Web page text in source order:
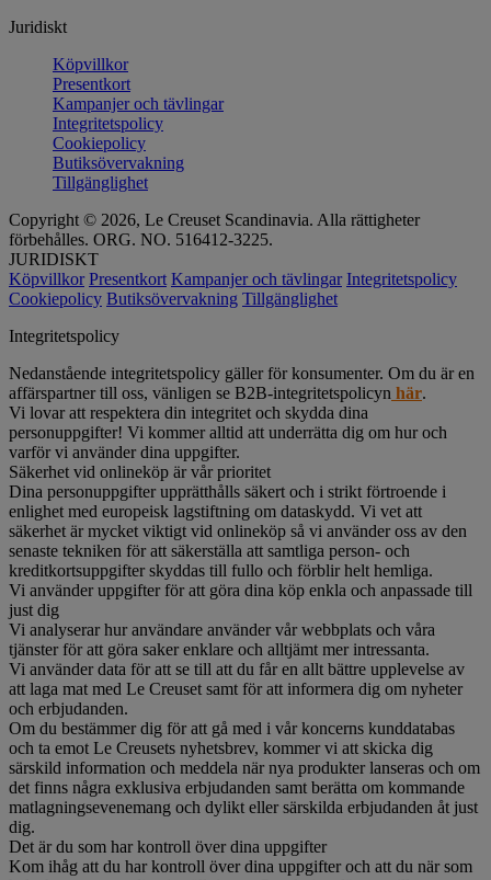
Juridiskt
Köpvillkor
Presentkort
Kampanjer och tävlingar
Integritetspolicy
Cookiepolicy
Butiksövervakning
Tillgänglighet
Copyright © 2026, Le Creuset Scandinavia. Alla rättigheter
förbehålles. ORG. NO. 516412-3225.
JURIDISKT
Köpvillkor Presentkort Kampanjer och tävlingar Integritetspolicy
Cookiepolicy Butiksövervakning Tillgänglighet
Integritetspolicy
Nedanstående integritetspolicy gäller för konsumenter. Om du är en
affärspartner till oss, vänligen se B2B-integritetspolicyn här.
Vi lovar att respektera din integritet och skydda dina
personuppgifter! Vi kommer alltid att underrätta dig om hur och
varför vi använder dina uppgifter.
Säkerhet vid onlineköp är vår prioritet
Dina personuppgifter upprätthålls säkert och i strikt förtroende i
enlighet med europeisk lagstiftning om dataskydd. Vi vet att
säkerhet är mycket viktigt vid onlineköp så vi använder oss av den
senaste tekniken för att säkerställa att samtliga person- och
kreditkortsuppgifter skyddas till fullo och förblir helt hemliga.
Vi använder uppgifter för att göra dina köp enkla och anpassade till
just dig
Vi analyserar hur användare använder vår webbplats och våra
tjänster för att göra saker enklare och alltjämt mer intressanta.
Vi använder data för att se till att du får en allt bättre upplevelse av
att laga mat med Le Creuset samt för att informera dig om nyheter
och erbjudanden.
Om du bestämmer dig för att gå med i vår koncerns kunddatabas
och ta emot Le Creusets nyhetsbrev, kommer vi att skicka dig
särskild information och meddela när nya produkter lanseras och om
det finns några exklusiva erbjudanden samt berätta om kommande
matlagningsevenemang och dylikt eller särskilda erbjudanden åt just
dig.
Det är du som har kontroll över dina uppgifter
Kom ihåg att du har kontroll över dina uppgifter och att du när som